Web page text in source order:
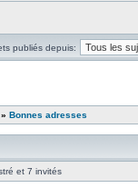
publiés depuis:
» Bonnes adresses
et 7 invités